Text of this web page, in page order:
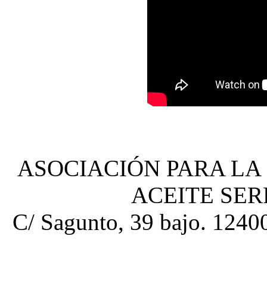
ASOCIACIÓN PARA
ACEITE
C/ Sagunto, 39 bajo.